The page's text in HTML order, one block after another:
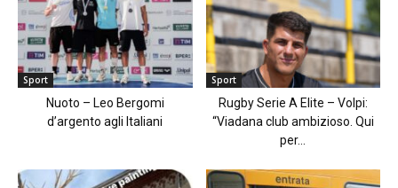
Sport
Nuoto – Leo Bergomi
d’argento agli Italiani
Sport
Rugby Serie A Elite – Volpi:
“Viadana club ambizioso. Qui
per...